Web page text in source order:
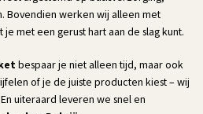
Bovendien werken wij alleen met
je met een gerust hart aan de slag kunt.
bespaar je niet alleen tijd, maar ook
of je de juiste producten kiest – wij
uiteraard leveren we snel en